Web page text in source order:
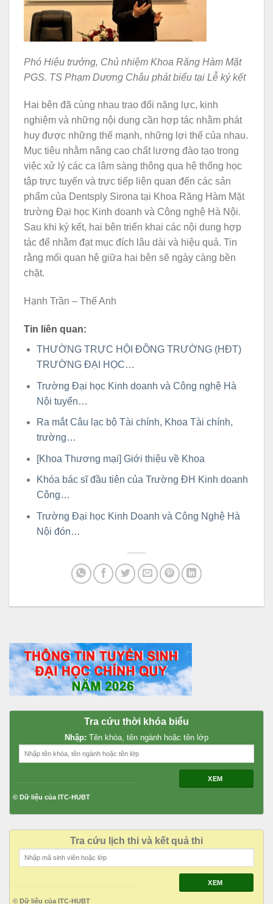
Phó Hiệu trưởng, Chủ nhiệm Khoa Răng Hàm Mặt
PGS. TS Phạm Dương Châu phát biểu tại Lễ ký kết
Hai bên đã cùng nhau trao đổi năng lực, kinh
nghiệm và những nội dung cần hợp tác nhằm phát
huy được những thế mạnh, những lợi thế của nhau.
Mục tiêu nhằm nâng cao chất lượng đào tạo trong
việc xử lý các ca lâm sàng thông qua hệ thống học
tập trực tuyến và trực tiếp liên quan đến các sản
phẩm của Dentsply Sirona tại Khoa Răng Hàm Mặt
trường Đại học Kinh doanh và Công nghệ Hà Nội.
Sau khi ký kết, hai bên triển khai các nội dung hợp
tác để nhằm đạt mục đích lâu dài và hiệu quả. Tin
rằng mối quan hệ giữa hai bên sẽ ngày càng bền
chặt.
Hạnh Trần – Thế Anh
Tin liên quan:
THƯỜNG TRỰC HỘI ĐỒNG TRƯỜNG (HĐT)
TRƯỜNG ĐẠI HỌC…
Trường Đại học Kinh doanh và Công nghệ Hà
Nội tuyển…
Ra mắt Câu lạc bộ Tài chính, Khoa Tài chính,
trường…
[Khoa Thương mại] Giới thiệu về Khoa
Khóa bác sĩ đầu tiên của Trường ĐH Kinh doanh
Công…
Trường Đại học Kinh Doanh và Công Nghệ Hà
Nội đón…
Tra cứu thời khóa biểu
Nhập: Tên khóa, tên ngành hoặc tên lớp
XEM
© Dữ liệu của ITC-HUBT
Tra cứu lịch thi và kết quả thi
XEM
© Dữ liệu của ITC-HUBT